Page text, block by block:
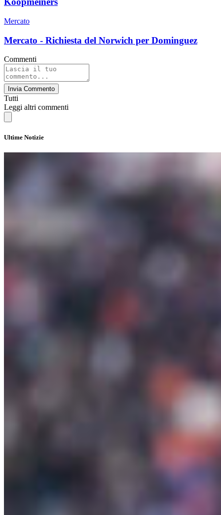
Mercato
Mercato - Richiesta del Norwich per Dominguez
Commenti
Invia Commento
Tutti
Leggi altri commenti
Ultime Notizie